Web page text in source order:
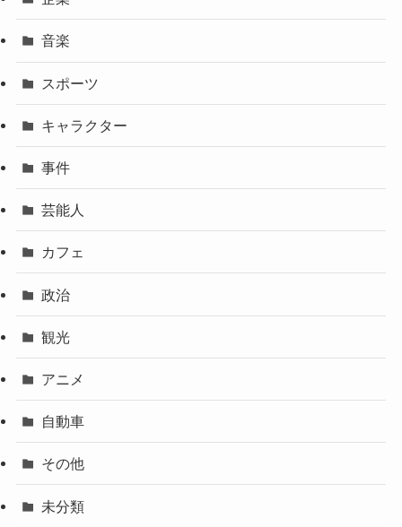
音楽
スポーツ
キャラクター
事件
芸能人
カフェ
政治
観光
アニメ
自動車
その他
未分類